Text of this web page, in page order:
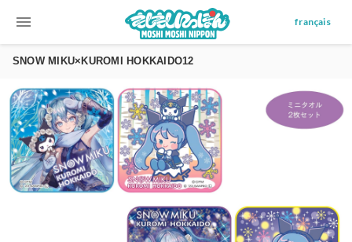
menu français
SNOW MIKU×KUROMI HOKKAIDO12